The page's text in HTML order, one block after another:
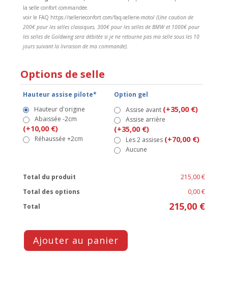
Options de selle
Hauteur assise pilote*
Hauteur d'origine
Abaissée -2cm
(+10,00 €)
Réhaussée +2cm
Option gel
Assise avant (+35,00 €)
Assise arrière
(+35,00 €)
Les 2 assises (+70,00 €)
Aucune
la selle confort commandée.
voir le FAQ https://sellerieconfort.com/faq-sellerie-moto/ (Une caution de
200€ pour les selles classiques, 300€ pour les selles de BMW et 1000€ pour
les selles de Goldwing sera débitée si je ne retourne pas ma selle sous les 10
jours suivant la livraison de ma commande).
Total du produit
215,00 €
Total des options
0,00 €
Total
215,00 €
Ajouter au panier